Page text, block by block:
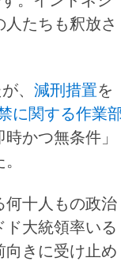
たちも釈放さ
、 減刑措置を
に関する作業
かつ無条件」
何十人もの政治
大統領率いる
きに受け止め